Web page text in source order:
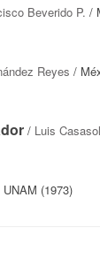
Beverido P. /
Reyes /
/ Luis
(1973)